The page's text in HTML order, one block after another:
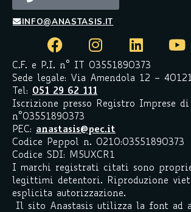
INFO@ANASTASIS.IT
C.F. e P.I. n° IT 03551890373
Sede legale: Via Amendola 12 –
Tel: 051 29 62 111
Iscrizione presso Registro Imprese di
n°03551890373
PEC: anastasis@pec.it
Codice Peppol n. 0210:03551890373
Codice SDI: M5UXCR1
I marchi registrati citati sono
legittimi detentori. Riproduzione
esplicita autorizzazione.
Il sito Anastasis utilizza la font ad